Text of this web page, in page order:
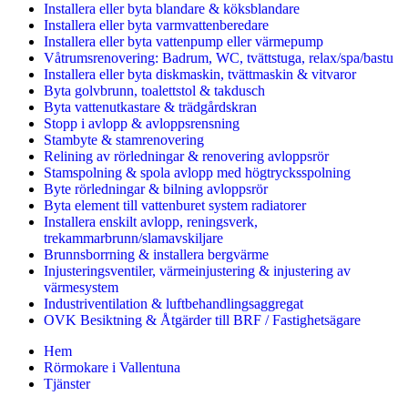
Installera eller byta blandare & köksblandare
Installera eller byta varmvattenberedare
Installera eller byta vattenpump eller värmepump
Våtrumsrenovering: Badrum, WC, tvättstuga, relax/spa/bastu
Installera eller byta diskmaskin, tvättmaskin & vitvaror
Byta golvbrunn, toalettstol & takdusch
Byta vattenutkastare & trädgårdskran
Stopp i avlopp & avloppsrensning
Stambyte & stamrenovering
Relining av rörledningar & renovering avloppsrör
Stamspolning & spola avlopp med högtrycksspolning
Byte rörledningar & bilning avloppsrör
Byta element till vattenburet system radiatorer
Installera enskilt avlopp, reningsverk,
trekammarbrunn/slamavskiljare
Brunnsborrning & installera bergvärme
Injusteringsventiler, värmeinjustering & injustering av
värmesystem
Industriventilation & luftbehandlingsaggregat
OVK Besiktning & Åtgärder till BRF / Fastighetsägare
Hem
Rörmokare i Vallentuna
Tjänster